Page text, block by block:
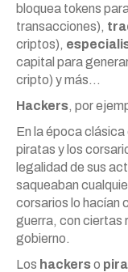
bloquea tokens
transacciones),
criptos),
capital para
cripto) y más…
Hackers, por
En la época
piratas y los
legalidad de sus
saqueaban
corsarios lo hacían
guerra, con ciertas
gobierno.
Los hackerso